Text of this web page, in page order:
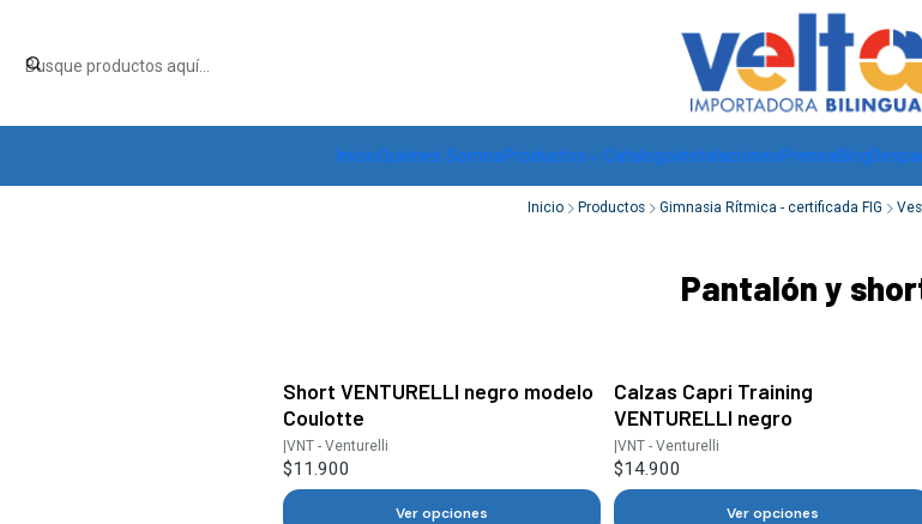
InicioQuiénes SomosProductos CatalogoInstalacionesPrensaBlog
Envíos a todo Chile, RM de 1 a 3 días
Inicio Productos Gimnasia Rítmica - certificada FIG
Pantalón y
Short VENTURELLI negro modelo
Coulotte
VNT - Venturelli
$11.900
Ver opciones
Calzas Capri Training
VENTURELLI negro
VNT - Venturelli
$14.900
Ver opciones